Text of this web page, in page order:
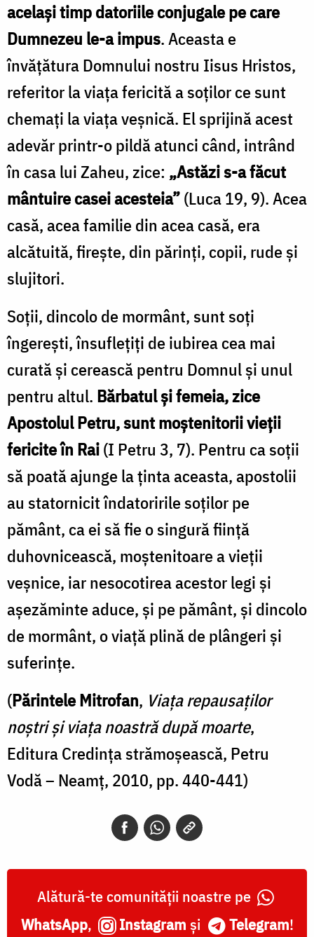
acelaşi timp datoriile conjugale pe care
Dumnezeu le-a impus. Aceasta e
învăţătura Domnului nostru Iisus Hristos,
referitor la viaţa fericită a soţilor ce sunt
chemaţi la viaţa veşnică. El sprijină acest
adevăr printr-o pildă atunci când, intrând
în casa lui Zaheu, zice: „Astăzi s-a făcut
mântuire casei acesteia”(Luca 19, 9). Acea
casă, acea familie din acea casă, era
alcătuită, fireşte, din părinţi, copii, rude şi
slujitori.
Soţii, dincolo de mormânt, sunt soţi
îngereşti, însufleţiţi de iubirea cea mai
curată și cerească pentru Domnul şi unul
pentru altul. Bărbatul şi femeia, zice
Apostolul Petru, sunt moştenitorii vieţii
fericite în Rai(I Petru 3, 7). Pentru ca soţii
să poată ajunge la ţinta aceasta, apostolii
au statornicit îndatoririle soţilor pe
pământ, ca ei să fie o singură fiinţă
duhovnicească, moştenitoare a vieţii
veşnice, iar nesocotirea acestor legi şi
aşezăminte aduce, și pe pământ, și dincolo
de mormânt, o viaţă plină de plângeri şi
suferinţe.
(Părintele Mitrofan, Viața repausaților
noștri și viața noastră după moarte,
Editura Credința strămoșească, Petru
Vodă – Neamț, 2010, pp. 440-441)
Alătură-te comunității noastre pe
WhatsApp, Instagram și Telegram!